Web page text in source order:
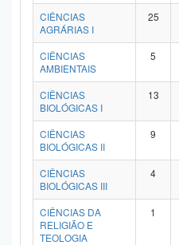
CIÊNCIAS
AGRÁRIAS I
25
CIÊNCIAS
AMBIENTAIS
5
CIÊNCIAS
BIOLÓGICAS I
13
CIÊNCIAS
BIOLÓGICAS II
9
CIÊNCIAS
BIOLÓGICAS III
4
CIÊNCIAS DA
RELIGIÃO E
TEOLOGIA
1